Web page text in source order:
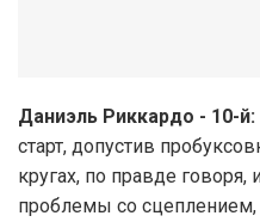
Даниэль Риккардо - 10-й:
старт, допустив
кругах, по правде
проблемы со сцеплением,